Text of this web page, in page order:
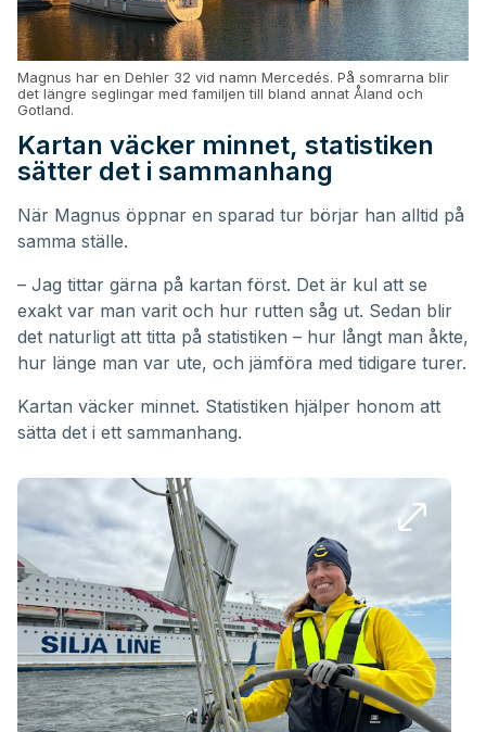
Magnus har en Dehler 32 vid namn Mercedés. På somrarna blir
det längre seglingar med familjen till bland annat Åland och
Gotland.
Kartan väcker minnet, statistiken
sätter det i sammanhang
När Magnus öppnar en sparad tur börjar han alltid på
samma ställe.
– Jag tittar gärna på kartan först. Det är kul att se
exakt var man varit och hur rutten såg ut. Sedan blir
det naturligt att titta på statistiken – hur långt man åkte,
hur länge man var ute, och jämföra med tidigare turer.
Kartan väcker minnet. Statistiken hjälper honom att
sätta det i ett sammanhang.